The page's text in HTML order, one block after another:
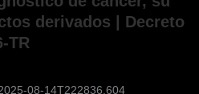
derivados | Decreto
TR